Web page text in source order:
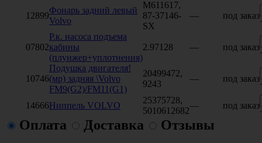
12899
Фонарь задний левый
Volvo
M611617,
87-37146-
SX
— под заказ
07802
Р.к. насоса подъема
кабины
(плунжер+уплотнения)
2.97128 — под заказ
10746
Подушка двигателя!
(мр) задняя \Volvo
FM9(G2)/FM11(G1)
20499472,
9243
— под заказ
14666Ниппель VOLVO
25375728,
5010612682
— под заказ
Оплата Доставка Отзывы